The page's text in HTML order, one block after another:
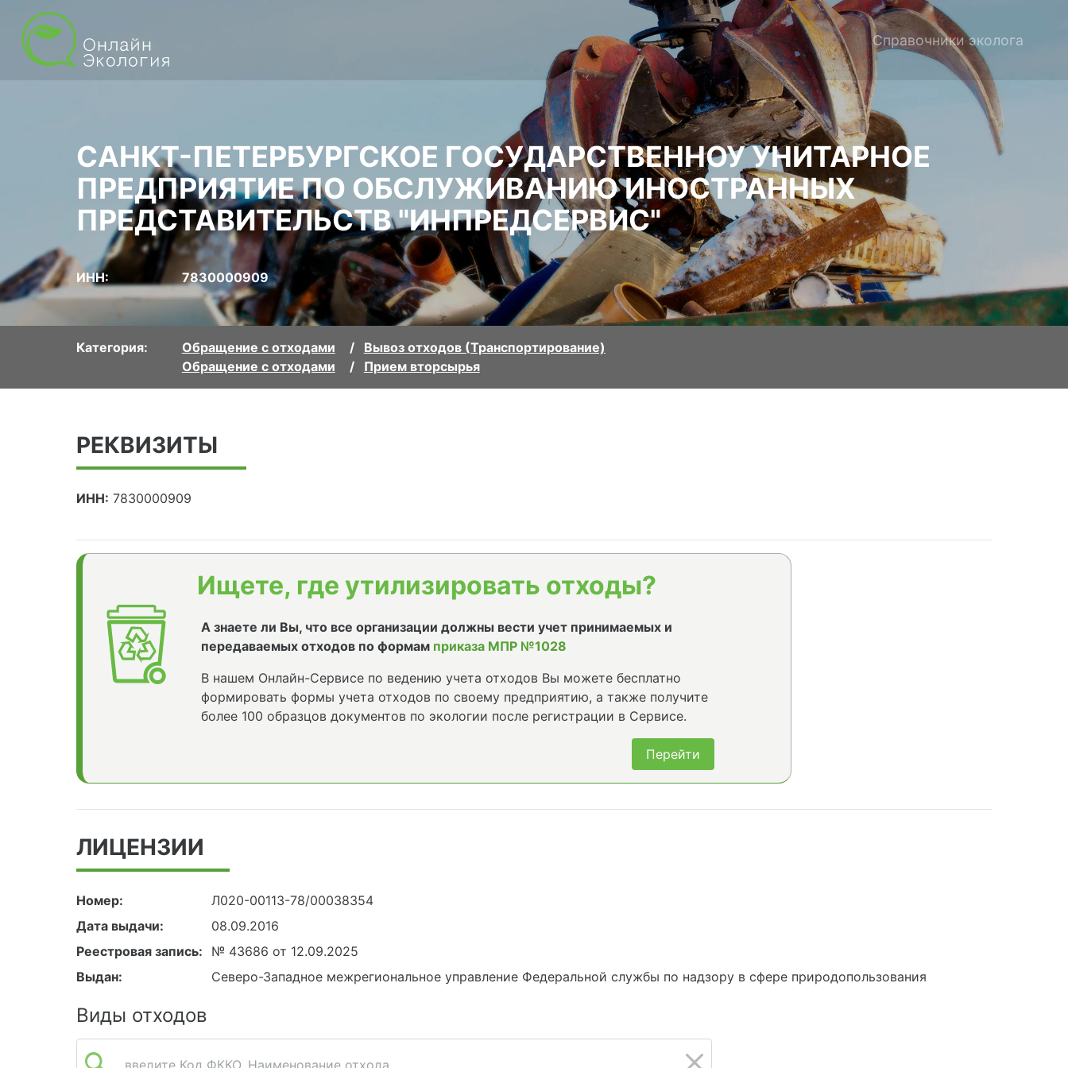
Справочники эколога
САНКТ-ПЕТЕРБУРГСКОЕ ГОСУДАРСТВЕННОУ УНИТАРНОЕ
ПРЕДПРИЯТИЕ ПО ОБСЛУЖИВАНИЮ ИНОСТРАННЫХ
ПРЕДСТАВИТЕЛЬСТВ "ИНПРЕДСЕРВИС"
ИНН: 7830000909
Категория: Обращение с отходами
Вывоз отходов (Транспортирование)
Обращение с отходами
Прием вторсырья
РЕКВИЗИТЫ
ИНН: 7830000909
Ищете, где утилизировать отходы?
А знаете ли Вы, что все организации должны вести учет принимаемых и
передаваемых отходов по формам приказа МПР №1028
В нашем Онлайн-Сервисе по ведению учета отходов Вы можете бесплатно
формировать формы учета отходов по своему предприятию, а также получите
более 100 образцов документов по экологии после регистрации в Сервисе.
Перейти
ЛИЦЕНЗИИ
Номер:
Л020-00113-78/00038354
Дата выдачи:
08.09.2016
Реестровая запись:
№ 43686 от 12.09.2025
Выдан:
Северо-Западное межрегиональное управление Федеральной службы по надзору в сфере природопользования
Виды отходов
введите Код ФККО, Наименование отхода...